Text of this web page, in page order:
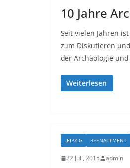
10 Jahre
Seit vielen Jahren
zum Diskutieren
der Archäologie
Weiterlesen
LEIPZIG REENACTMENT
22 Juli, 2015 admin